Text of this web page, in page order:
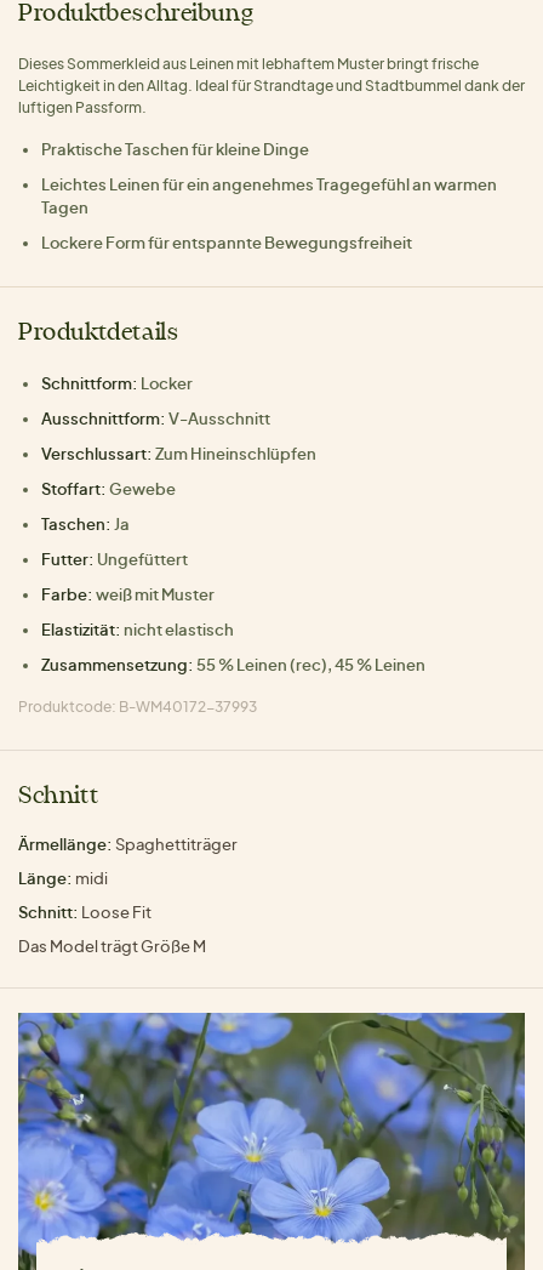
Produktbeschreibung
Dieses Sommerkleid aus Leinen mit lebhaftem Muster bringt frische
Leichtigkeit in den Alltag. Ideal für Strandtage und Stadtbummel dank der
luftigen Passform.
Praktische Taschen für kleine Dinge
Leichtes Leinen für ein angenehmes Tragegefühl an warmen
Tagen
Lockere Form für entspannte Bewegungsfreiheit
Produktdetails
Schnittform: Locker
Ausschnittform: V-Ausschnitt
Verschlussart: Zum Hineinschlüpfen
Stoffart: Gewebe
Taschen: Ja
Futter: Ungefüttert
Farbe: weiß mit Muster
Elastizität: nicht elastisch
Zusammensetzung: 55 % Leinen (rec), 45 % Leinen
Produktcode: B-WM40172-37993
Schnitt
Ärmellänge: Spaghettiträger
Länge: midi
Schnitt: Loose Fit
Das Model trägt Größe M